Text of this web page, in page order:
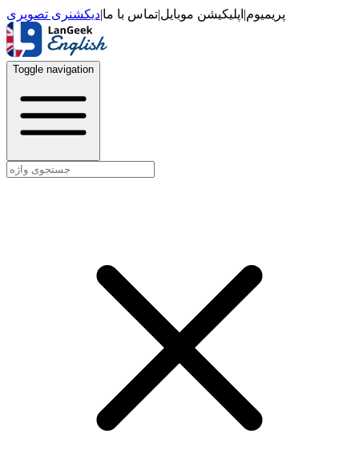
پریمیوم| اپلیکیشن موبایل|تماس با ما|دیکشنری تصویری
Toggle navigation